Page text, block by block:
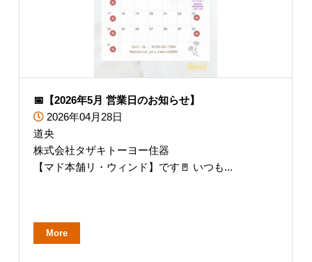
📅【2026年5月 営業日のお知らせ】
2026年04月28日
道央
株式会社タザキトーヨー住器
【マド本舗リ・ウィンド】です🚪 いつも...
More